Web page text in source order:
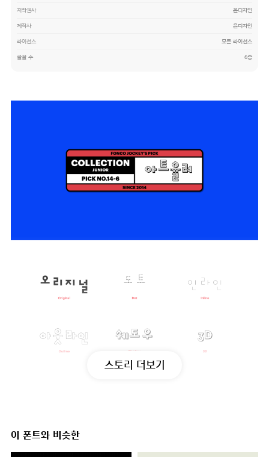
저작권사 윤디자인
제작사 윤디자인
라이선스 모든 라이선스
글꼴 수 6종
스토리 더보기
이 폰트와 비슷한